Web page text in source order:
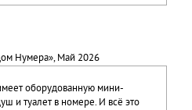
Нумера», Май 2026
оборудованную мини-
и туалет в номере. И всё это